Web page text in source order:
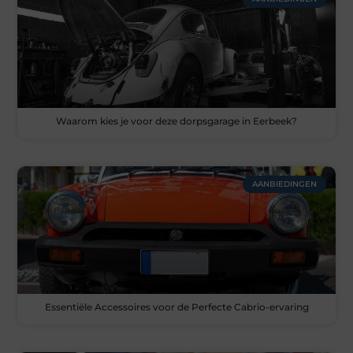
Waarom kies je voor deze dorpsgarage in Eerbeek?
AANBIEDINGEN
Essentiële Accessoires voor de Perfecte Cabrio-ervaring